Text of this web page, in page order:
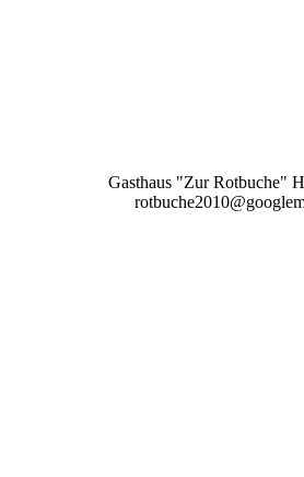
Gasthaus "Zur Rotbuche"